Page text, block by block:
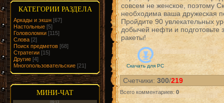
КАТЕГОРИИ РАЗДЕЛА
Аркады и экшн [67]
Настольные [5]
Головоломки [115]
Слова [2]
Поиск предметов [68]
Стратегии [15]
Другие [4]
Многопользовательские [21]
МИНИ-ЧАТ
совсем не женское, поэтому
необходима ваша дружеская
Пройдите 90 увлекательных
добычей нефти и подготовьте
ракеты!
Скачать для PC
Счетчики: 300/219
Всего комментариев: 0